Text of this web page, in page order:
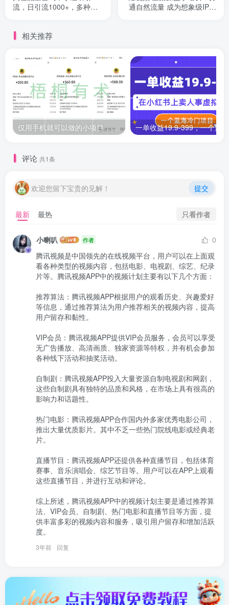
流，日引流1000+，多种变
通自然流量 成为想象级IP必
相关推荐
仅用手机就可以做的小项目，当天就能见钱，每天100-300
评论 共1条
欢迎您留下宝贵的见解！ 提交
最新 最热 只看作者
小喇叭 作者
0
腾讯视频是中国领先的在线视频平台，用户可以在上面观
看各种类型的视频内容，包括电影、电视剧、综艺、纪录
片等。腾讯视频APP中的视频计划主要有以下几个方面：
推荐算法：腾讯视频APP根据用户的观看历史、兴趣爱好
等信息，通过推荐算法为用户推荐相关的视频内容，提高
用户留存和黏性。
VIP会员：腾讯视频APP提供VIP会员服务，会员可以享受
无广告播放、高清画质、独家资源等特权，并有机会参加
各种线下活动和抽奖活动。
自制剧：腾讯视频APP投入大量资源自制电视剧和网剧，
这些自制剧具有独特的品质和风格，在市场上具有很高的
影响力和话题性。
热门电影：腾讯视频APP合作国内外多家优秀电影公司，
推出大量优质影片。其中不乏一些热门院线电影或经典老
片。
直播节目：腾讯视频APP还提供各种直播节目，包括体育
赛事、音乐演唱会、综艺节目等。用户可以在APP上观看
这些直播节目，并进行互动和评论。
综上所述，腾讯视频APP中的视频计划主要是通过推荐算
法、VIP会员、自制剧、热门电影和直播节目等方面，提
供丰富多彩的视频内容和服务，吸引用户留存和增加活跃
度。
3年前 回复